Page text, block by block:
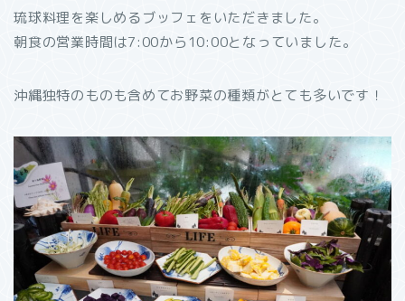
琉球料理を楽しめるブッフェをいただきました。
朝食の営業時間は7:00から10:00となっていました。
沖縄独特のものも含めてお野菜の種類がとても多いです！